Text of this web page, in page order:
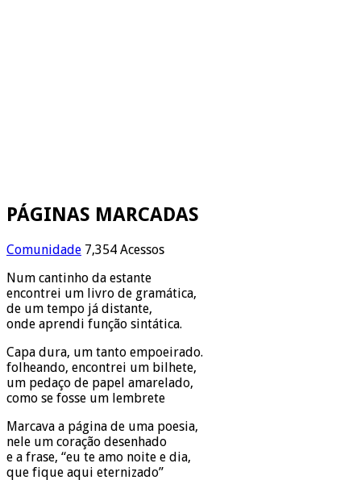
PÁGINAS MARCADAS
Comunidade 7,354 Acessos
Num cantinho da estante
encontrei um livro de gramática,
de um tempo já distante,
onde aprendi função sintática.
Capa dura, um tanto empoeirado.
folheando, encontrei um bilhete,
um pedaço de papel amarelado,
como se fosse um lembrete
Marcava a página de uma poesia,
nele um coração desenhado
e a frase, “eu te amo noite e dia,
que fique aqui eternizado”